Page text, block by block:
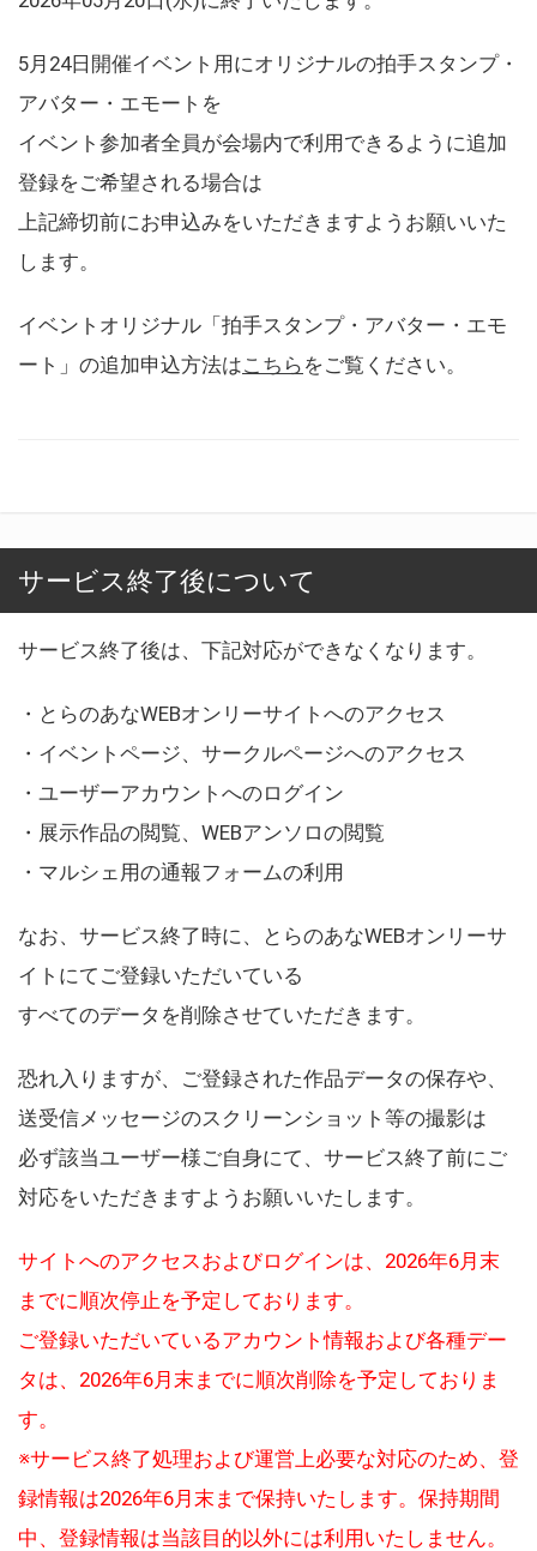
5月24日開催イベント用にオリジナルの拍手スタンプ・
アバター・エモートを
イベント参加者全員が会場内で利用できるように追加
登録をご希望される場合は
上記締切前にお申込みをいただきますようお願いいた
します。
イベントオリジナル「拍手スタンプ・アバター・エモ
ート」の追加申込方法はこちら をご覧ください。
サービス終了後について
サービス終了後は、下記対応ができなくなります。
・とらのあなWEBオンリーサイトへのアクセス
・イベントページ、サークルページへのアクセス
・ユーザーアカウントへのログイン
・展示作品の閲覧、WEBアンソロの閲覧
・マルシェ用の通報フォームの利用
なお、サービス終了時に、とらのあなWEBオンリーサ
イトにてご登録いただいている
すべてのデータを削除させていただきます。
恐れ入りますが、ご登録された作品データの保存や、
送受信メッセージのスクリーンショット等の撮影は
必ず該当ユーザー様ご自身にて、サービス終了前にご
対応をいただきますようお願いいたします。
サイトへのアクセスおよびログインは、2026年6月末
までに順次停止を予定しております。
ご登録いただいているアカウント情報および各種デー
タは、2026年6月末までに順次削除を予定しておりま
す。
※サービス終了処理および運営上必要な対応のため、登
録情報は2026年6月末まで保持いたします。保持期間
中、登録情報は当該目的以外には利用いたしません。